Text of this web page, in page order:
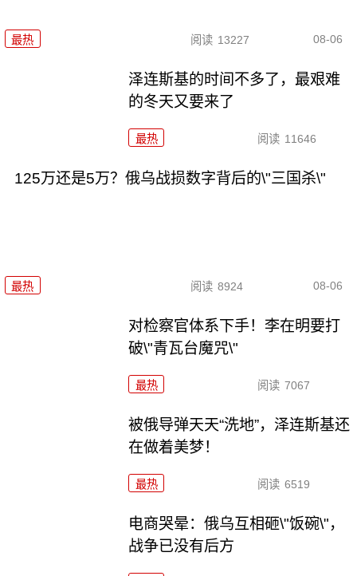
最热 阅读 13227 08-06
泽连斯基的时间不多了，最艰难
的冬天又要来了
最热 阅读 11646
125万还是5万？俄乌战损数字背后的\"三国杀\"
最热 阅读 8924 08-06
对检察官体系下手！李在明要打
破\"青瓦台魔咒\"
最热 阅读 7067
被俄导弹天天“洗地”，泽连斯基还
在做着美梦！
最热 阅读 6519
电商哭晕：俄乌互相砸\"饭碗\"，
战争已没有后方